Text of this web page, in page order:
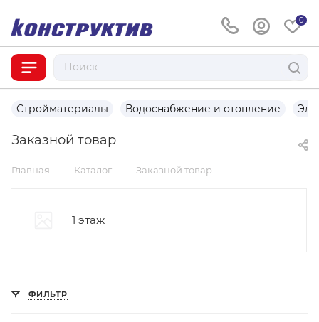
0
Стройматериалы Водоснабжение и отопление
Заказной товар
Главная — Каталог — Заказной товар
1 этаж
ФИЛЬТР